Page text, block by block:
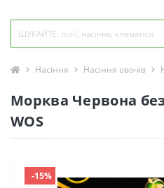
Насіння Насіння овочів
Морква Червона
WOS
-15%